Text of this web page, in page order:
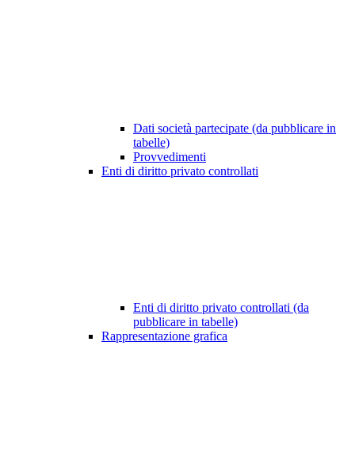
Dati società partecipate (da pubblicare in
tabelle)
Provvedimenti
Enti di diritto privato controllati
Enti di diritto privato controllati (da
pubblicare in tabelle)
Rappresentazione grafica